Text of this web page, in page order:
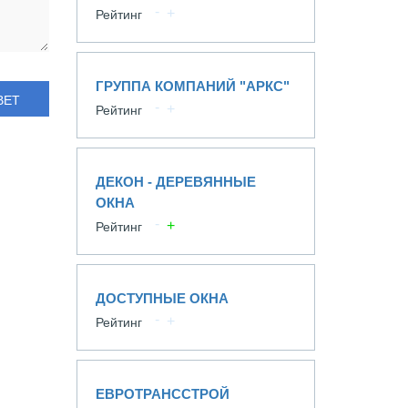
Рейтинг
ГРУППА КОМПАНИЙ "АРКС"
Рейтинг
ДЕКОН - ДЕРЕВЯННЫЕ
ОКНА
Рейтинг
ДОСТУПНЫЕ ОКНА
Рейтинг
ЕВРОТРАНССТРОЙ